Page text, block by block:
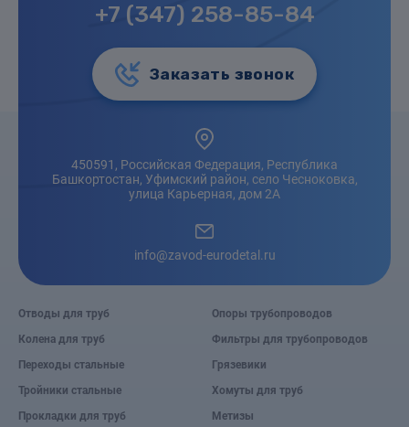
+7 (347) 258-85-84
Заказать звонок
450591, Российская Федерация, Республика
Башкортостан, Уфимский район, село Чесноковка,
улица Карьерная, дом 2А
info@zavod-eurodetal.ru
Отводы для труб
Колена для труб
Переходы стальные
Тройники стальные
Прокладки для труб
Опоры трубопроводов
Фильтры для трубопроводов
Грязевики
Хомуты для труб
Метизы